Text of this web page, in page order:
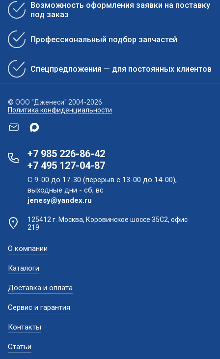
Возможность оформления заявки на поставку
под заказ
Профессиональный подбор запчастей
Спецпредложения — для постоянных клиентов
© ООО "Дженеси" 2004-2026
Политика конфиденциальности
+7 985 226-86-42
+7 495 127-04-87
С 9-00 до 17-30 (перерыв с 13-00 до 14-00),
выходные дни - сб, вс
jenesy@yandex.ru
125412 г. Москва, Коровинское шоссе 35С2, офис
219
О компании
Каталоги
Доставка и оплата
Сервис и гарантия
Контакты
Статьи